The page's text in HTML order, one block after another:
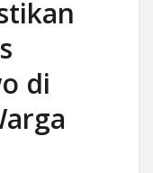
di